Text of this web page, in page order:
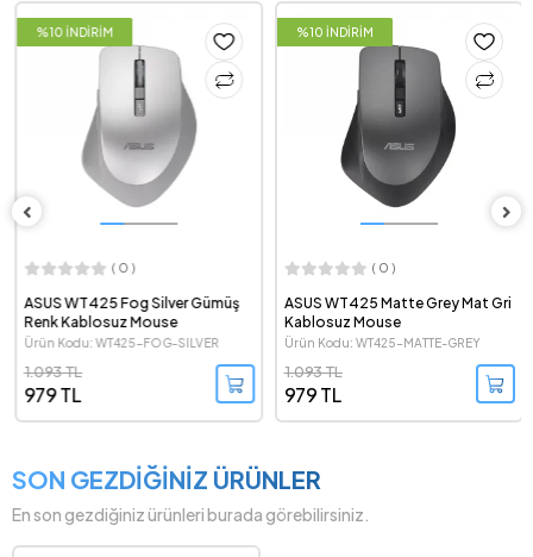
%10 İNDİRİM
( 0 )
ASUS WT425 Fog Silver Gümüş
Renk Kablosuz Mouse
Ürün Kodu: WT425-FOG-SILVER
979 TL
1.093 TL
%10 İNDİRİM
( 0 )
ASUS WT425 Matte Grey Mat Gri
Kablosuz Mouse
Ürün Kodu: WT425-MATTE-GREY
979 TL
1.093 TL
SON GEZDİĞİNİZ ÜRÜNLER
En son gezdiğiniz ürünleri burada görebilirsiniz.